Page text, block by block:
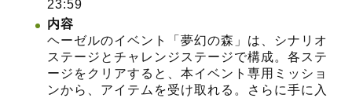
23:59
内容
ヘーゼルのイベント「夢幻の森」は、シナリオ
ステージとチャレンジステージで構成。各ステ
ージをクリアすると、本イベント専用ミッショ
ンから、アイテムを受け取れる。さらに手に入